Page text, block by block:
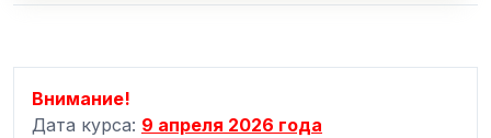
Внимание!
Дата курса: 9 апреля 2026 года